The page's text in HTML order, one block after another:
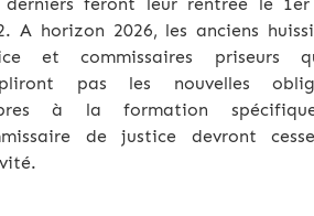
A horizon 2026, les anciens
et commissaires priseurs
pas les nouvelles
à la formation
de justice devront